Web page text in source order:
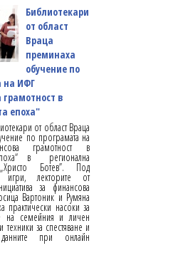
Библиотекари
от област
Враца
преминаха
обучение по
на ИФГ
в
епоха"
от област Враца
по програмата на
грамотност в
в регионална
Ботев”. Под
лекторите от
за финансова
Вартоник и Румяна
практически насоки за
на семейния и личен
техники за спестяване и
при онлайн